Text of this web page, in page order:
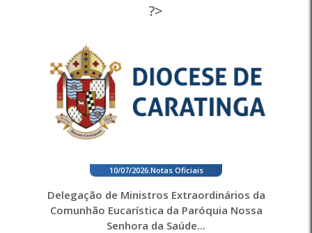
?>
10/07/2026. Notas Oficiais
Delegação de Ministros Extraordinários da
Comunhão Eucarística da Paróquia Nossa
Senhora da Saúde...